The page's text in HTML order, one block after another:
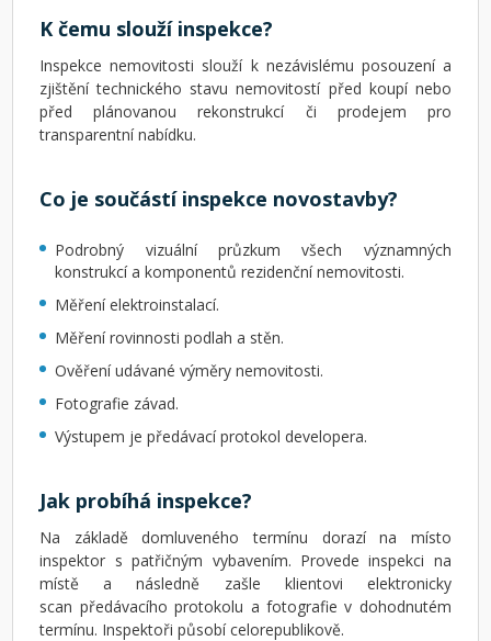
K čemu slouží inspekce?
Inspekce nemovitosti slouží k nezávislému posouzení a
zjištění technického stavu nemovitostí před koupí nebo
před plánovanou rekonstrukcí či prodejem pro
transparentní nabídku.
Co je součástí inspekce novostavby?
Podrobný vizuální průzkum všech významných
konstrukcí a komponentů rezidenční nemovitosti.
Měření elektroinstalací.
Měření rovinnosti podlah a stěn.
Ověření udávané výměry nemovitosti.
Fotografie závad.
Výstupem je předávací protokol developera.
Jak probíhá inspekce?
Na základě domluveného termínu dorazí na místo
inspektor s patřičným vybavením. Provede inspekci na
místě a následně zašle klientovi elektronicky
scan předávacího protokolu a fotografie v dohodnutém
termínu. Inspektoři působí celorepublikově.